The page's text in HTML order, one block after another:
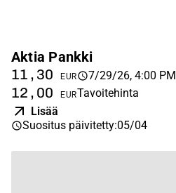
Aktia Pankki
11,30 EUR 7/29/26, 4:00 PM
12,00 EURTavoitehinta
Lisää
Suositus päivitetty:05/04